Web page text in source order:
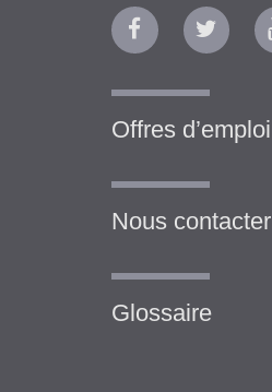
Offres d’emploi
Nous contacter
Glossaire